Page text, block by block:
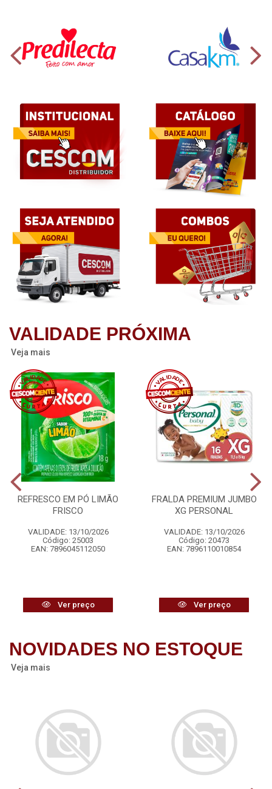
VALIDADE PRÓXIMA
Veja mais
REFRESCO EM PÓ LIMÃO
FRISCO
VALIDADE: 13/10/2026
Código: 25003
EAN: 7896045112050
Ver preço
FRALDA PREMIUM JUMBO
XG PERSONAL
VALIDADE: 13/10/2026
Código: 20473
EAN: 7896110010854
Ver preço
NOVIDADES NO ESTOQUE
Veja mais